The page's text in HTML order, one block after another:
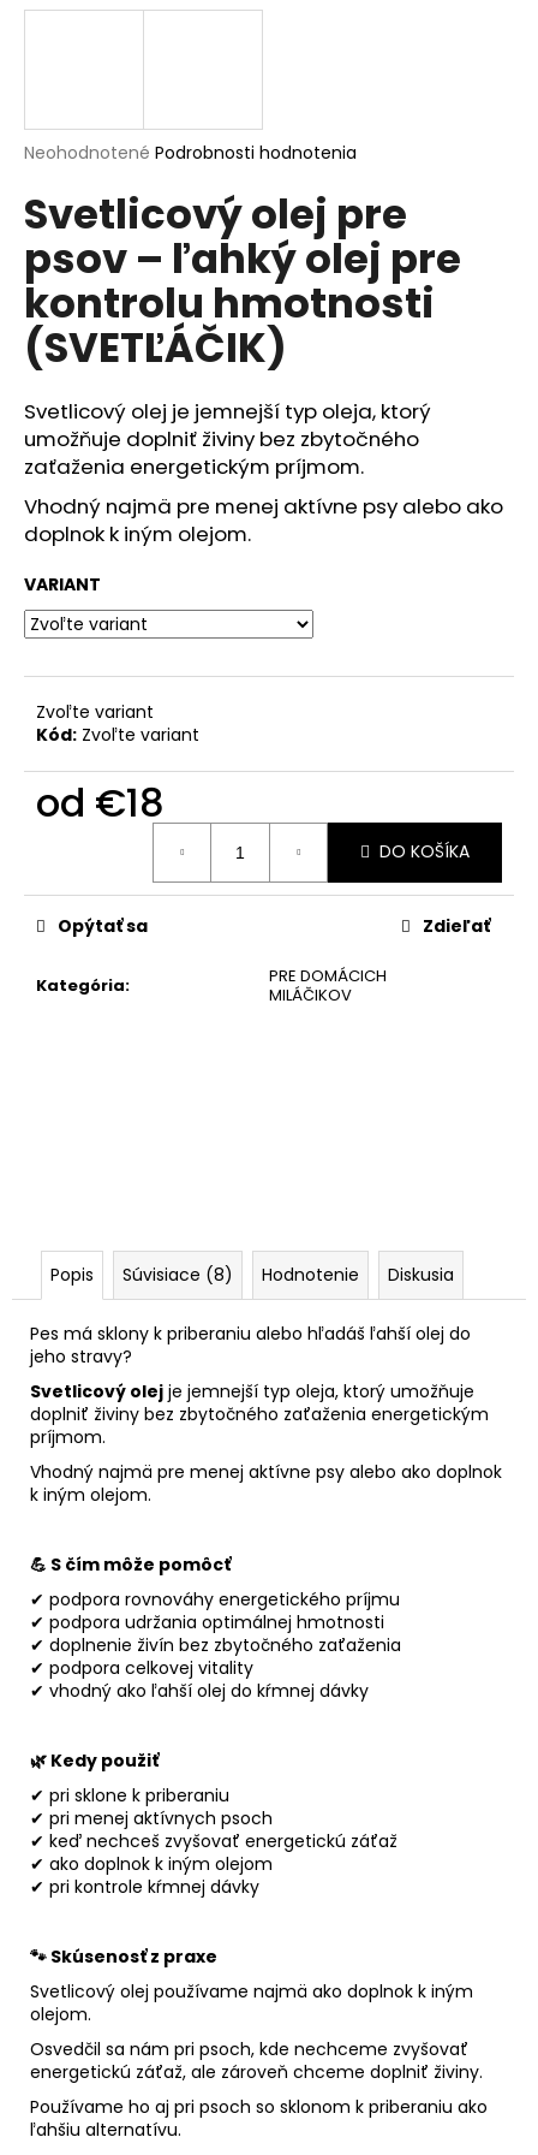
Priemerné
produktu
je
5
hviezdičiek.
Neohodnotené Podrobnosti hodnotenia
Svetlicový olej pre
psov – ľahký olej pre
kontrolu hmotnosti
(SVETĽÁČIK)
Svetlicový olej je jemnejší typ oleja, ktorý
umožňuje doplniť živiny bez zbytočného
zaťaženia energetickým príjmom.
Vhodný najmä pre menej aktívne psy alebo ako
doplnok k iným olejom.
VARIANT
Zvoľte variant
Kód: Zvoľte variant
od €18
DO KOŠÍKA
Kategória:
PRE DOMÁCICH
MILÁČIKOV
Opýtať sa Zdieľať
Popis Súvisiace (8) Hodnotenie Diskusia
Pes má sklony k priberaniu alebo hľadáš ľahší olej do
jeho stravy?
Svetlicový olej je jemnejší typ oleja, ktorý umožňuje
doplniť živiny bez zbytočného zaťaženia energetickým
príjmom.
Vhodný najmä pre menej aktívne psy alebo ako doplnok
k iným olejom.
💪 S čím môže pomôcť
✔ podpora rovnováhy energetického príjmu
✔ podpora udržania optimálnej hmotnosti
✔ doplnenie živín bez zbytočného zaťaženia
✔ podpora celkovej vitality
✔ vhodný ako ľahší olej do kŕmnej dávky
🌿 Kedy použiť
✔ pri sklone k priberaniu
✔ pri menej aktívnych psoch
✔ keď nechceš zvyšovať energetickú záťaž
✔ ako doplnok k iným olejom
✔ pri kontrole kŕmnej dávky
🐾 Skúsenosť z praxe
Svetlicový olej používame najmä ako doplnok k iným
olejom.
Osvedčil sa nám pri psoch, kde nechceme zvyšovať
energetickú záťaž, ale zároveň chceme doplniť živiny.
Používame ho aj pri psoch so sklonom k priberaniu ako
ľahšiu alternatívu.
ť
?
HĽADAŤ
d
p
o
ú
č
m
e